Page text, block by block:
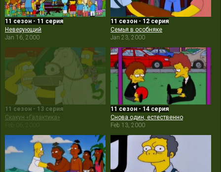
11 сезон - 11 серия
Неверующий
Jan 16, 2000
11 сезон - 12 серия
Семья в особняке
Jan 23, 2000
11 сезон - 13 серия
Скакун «Галактика»
Feb 06, 2000
11 сезон - 14 серия
Снова один, естественно
Feb 13, 2000